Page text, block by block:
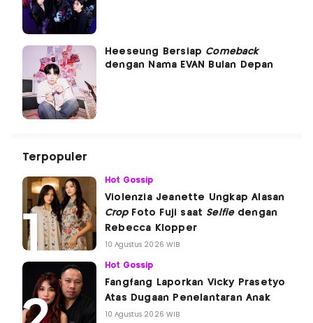
Heeseung Bersiap Comeback
dengan Nama EVAN Bulan Depan
Terpopuler
Hot Gossip
Violenzia Jeanette Ungkap Alasan
CropFoto Fuji saat Selfiedengan
Rebecca Klopper
10 Agustus 2026 WIB
Hot Gossip
Fangfang Laporkan Vicky Prasetyo
Atas Dugaan Penelantaran Anak
10 Agustus 2026 WIB